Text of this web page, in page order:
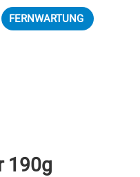
FERNWARTUNG
190g